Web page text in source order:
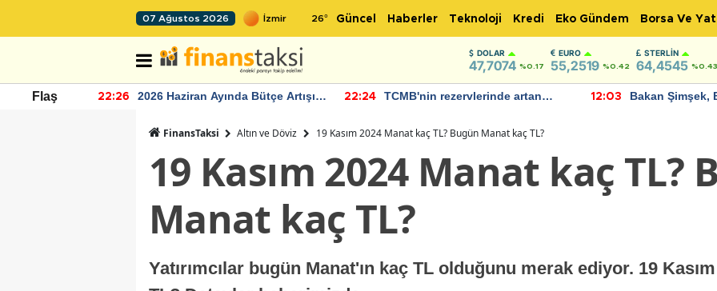
07 Ağustos 2026 26° Güncel Haberler Teknoloji Kredi Eko Gündem Borsa Ve
DOLAR
47,7074 %0.17
EURO
55,2519 %0.42
STERLIN
64,4545 %0.43
Flaş 22:26
2026 Haziran Ayında Bütçe Artışı
22:24
TCMB'nin rezervlerinde artan
12:03
Bakan Şimşek,
FinansTaksi Altın ve Döviz 19 Kasım 2024 Manat kaç TL? Bugün Manat kaç TL?
19 Kasım 2024 Manat kaç TL?
Manat kaç TL?
Yatırımcılar bugün Manat'ın kaç TL olduğunu merak ediyor. 19